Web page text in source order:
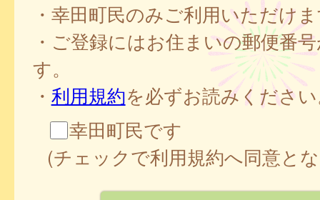
・幸田町民のみご利用いただけ
・ご登録にはお住まいの郵便番
す。
・ 利用規約を必ずお読みくださ
幸田町民です
(チェックで利用規約へ同意と